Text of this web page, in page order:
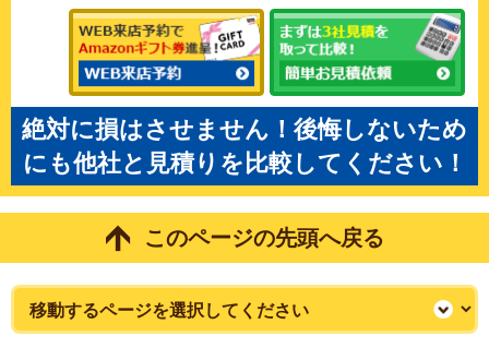
絶対に損はさせません！後悔しないため
にも他社と見積りを比較してください！
このページの先頭へ戻る